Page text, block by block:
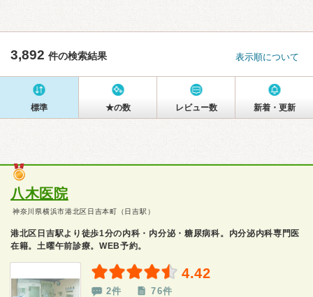
3,892 件の検索結果 表示順について
標準 ★の数 レビュー数 新着・更新
八木医院
神奈川県横浜市港北区日吉本町（日吉駅）
港北区日吉駅より徒歩1分の内科・内分泌・糖尿病科。内分泌内科専門医
在籍。土曜午前診療。WEB予約。
4.42
2件 76件